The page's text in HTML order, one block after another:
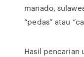
manado,
“pedas” atau
Hasil pencarian